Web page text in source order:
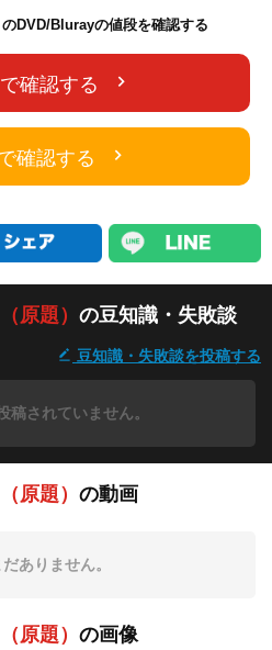
のDVD/Blurayの値段を確認する
確認する
確認する
原題） の豆知識・失敗談
豆知識・失敗談を投稿する
稿されていません。
原題） の動画
ありません。
原題） の画像